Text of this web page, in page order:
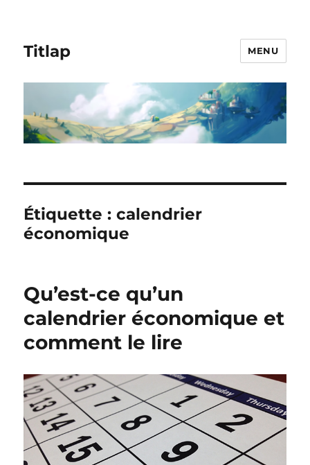
Titlap MENU
Étiquette :calendrier
économique
Qu’est-ce qu’un
calendrier économique et
comment le lire